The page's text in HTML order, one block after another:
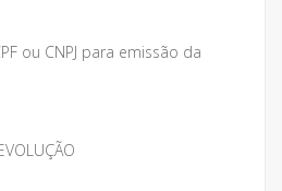
ou CNPJ para emissão da